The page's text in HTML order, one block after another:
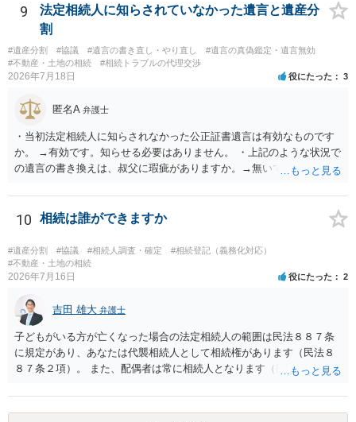
スクが一応あるからです。 ただし、実際には、自宅内にめぼしい財産
がなく、滞納賃料が増え続けるのを止めるため、 解約をして鍵を返却
してしまうというケースもそれなりにあります。 また、お母様の通帳
や印鑑などは現に保管されているのであれば、 そのまま保管されてお
いた方が良いかと思います。 相続人全員が相続放棄された場合には、
引き継いでいただくことになります。 ちなみに前提として、お母様の
お姉さんがご存命である以上、 その子（甥、姪）にはそもそも相続権
は発生しないので、甥姪の方々は相続放棄は不要になると考えられま
す。 明確にお答えができずに申し訳ありませんが、以上ご参考にして
いただければ幸いです。
9
法定相続人に知らされていなかった遺言と遺産分
割
#遺産分割 #協議 #遺言の書き直し・やり直し
#遺言の真偽鑑定・遺言無効
#不動産・土地の相続
#相続トラブルの代理交渉
2026年7月18日 役にたった 3
匿名A 弁護士
・当初法定相続人に知らされなかった公正証書遺言は有効なものです
か。 →有効です。知らせる必要はありません。 ・上記のような状況で
の遺言の書き換えは、叔父に瑕疵がありますか。→無いです。 ・分割
ますか。 →本人が自由に決められますので、どこが妥当とは言えない
です。客観的な基準もありません。 ・できれば穏やかに、分割を拒否
することはできますか。 →分割を拒否するということは、遺産はいら
ないということでしょうか。遺言で、受取を指定されててもいらない
と拒否することはできます。理由を説明する必要はありません。
10 相続は誰ができますか
#遺産分割 #協議 #相続人調査・確定
#相続登記（義務化対応）
#不動産・土地の相続
2026年7月16日 役にたった 2
吉田 雄大 弁護士
子どもがいる方が亡くなった場合の法定相続人の範囲は民法８８７条
に規定があり、あなたは代襲相続人として相続権があります（民法８
８７条２項）。 また、配偶者は常に相続人となります（民法８９０
も相続権があります。つまり、孫５人に加えて「おじ又はおば」にも
相続権がある可能性があります。